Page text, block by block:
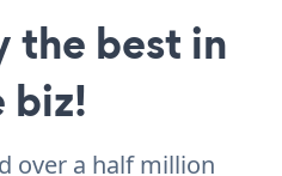
the best in
biz!
over a half million